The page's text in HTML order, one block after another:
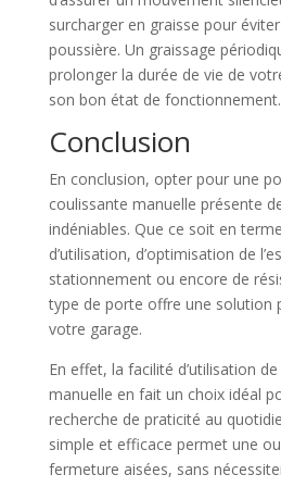
surcharger en graisse pour
poussière. Un graissage
prolonger la durée de vie de
son bon état de fonctionnement.
Conclusion
En conclusion, opter pour une
coulissante manuelle présente
indéniables. Que ce soit en
d’utilisation, d’optimisation de
stationnement ou encore de
type de porte offre une solution
votre garage.
En effet, la facilité d’utilisation
manuelle en fait un choix idéal
recherche de praticité au
simple et efficace permet une
fermeture aisées, sans